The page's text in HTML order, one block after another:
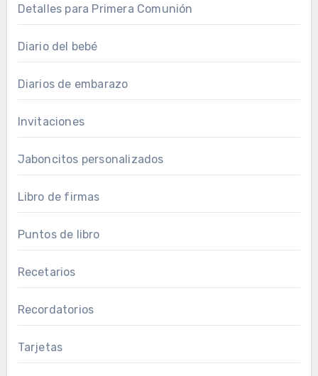
Detalles para Primera Comunión
Diario del bebé
Diarios de embarazo
Invitaciones
Jaboncitos personalizados
Libro de firmas
Puntos de libro
Recetarios
Recordatorios
Tarjetas